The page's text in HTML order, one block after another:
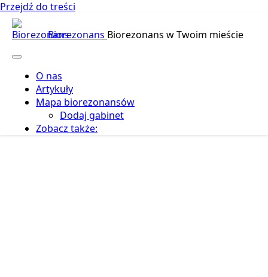
Przejdź do treści
Biorezonans Biorezonans w Twoim mieście
O nas
Artykuły
Mapa biorezonansów
Dodaj gabinet
Zobacz także: